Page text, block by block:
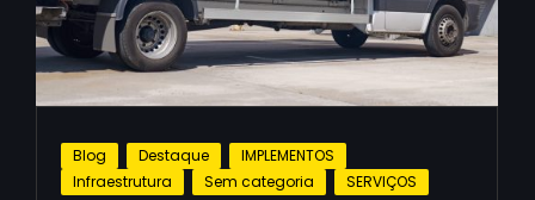
Blog Destaque
IMPLEMENTOS
Infraestrutura
Sem categoria SERVIÇOS